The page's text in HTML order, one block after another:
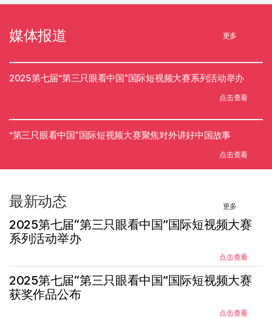
媒体报道 更多
2025第七届“第三只眼看中国”国际短视频大赛系列活动举办
点击查看
“第三只眼看中国”国际短视频大赛聚焦对外讲好中国故事
点击查看
最新动态 更多
2025第七届“第三只眼看中国”国际短视频大赛
系列活动举办
点击查看
2025第七届“第三只眼看中国”国际短视频大赛
获奖作品公布
点击查看